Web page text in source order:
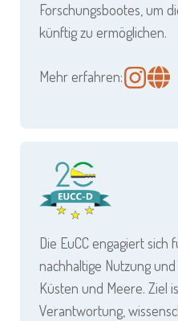
Forschungsbootes, um
künftig zu ermöglichen.
Mehr erfahren:
Die EuCC engagiert sich
nachhaltige Nutzung
Küsten und Meere. Ziel
Verantwortung,